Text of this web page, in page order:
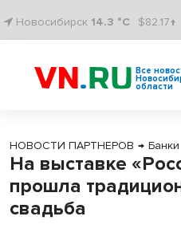
Новосибирск 14.3 °C $82.17↑
Все
области
НОВОСТИ ПАРТНЕРОВ → Банки
На выставке
прошла
свадьба